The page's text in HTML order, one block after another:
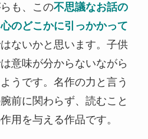
も、この不思議なお話の
のどこかに引っかかって
ないかと思います。子供
意味が分からないながら
うです。名作の力と言う
前に関わらず、読むこと
用を与える作品です。